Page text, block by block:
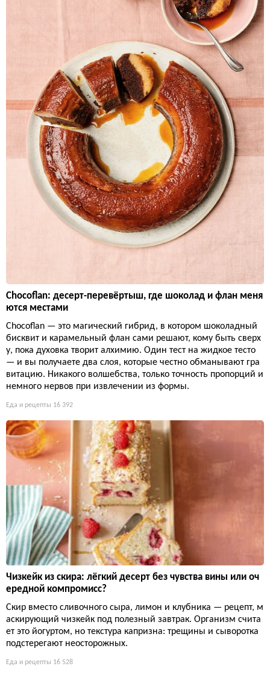
Chocoflan: десерт-перевёртыш, где шоколад и флан меня
ются местами
Chocoflan — это магический гибрид, в котором шоколадный
бисквит и карамельный флан сами решают, кому быть сверх
у, пока духовка творит алхимию. Один тест на жидкое тесто
— и вы получаете два слоя, которые честно обманывают гра
витацию. Никакого волшебства, только точность пропорций и
немного нервов при извлечении из формы.
Еда и рецепты 16 392
Чизкейк из скира: лёгкий десерт без чувства вины или оч
ередной компромисс?
Скир вместо сливочного сыра, лимон и клубника — рецепт, м
аскирующий чизкейк под полезный завтрак. Организм счита
ет это йогуртом, но текстура капризна: трещины и сыворотка
подстерегают неосторожных.
Еда и рецепты 16 528